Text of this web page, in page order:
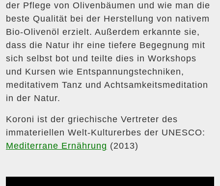
der Pflege von Olivenbäumen und wie man die
beste Qualität bei der Herstellung von nativem
Bio-Olivenöl erzielt. Außerdem erkannte sie,
dass die Natur ihr eine tiefere Begegnung mit
sich selbst bot und teilte dies in Workshops
und Kursen wie Entspannungstechniken,
meditativem Tanz und Achtsamkeitsmeditation
in der Natur.
Koroni ist der griechische Vertreter des
immateriellen Welt-Kulturerbes der UNESCO:
Mediterrane Ernährung (2013)